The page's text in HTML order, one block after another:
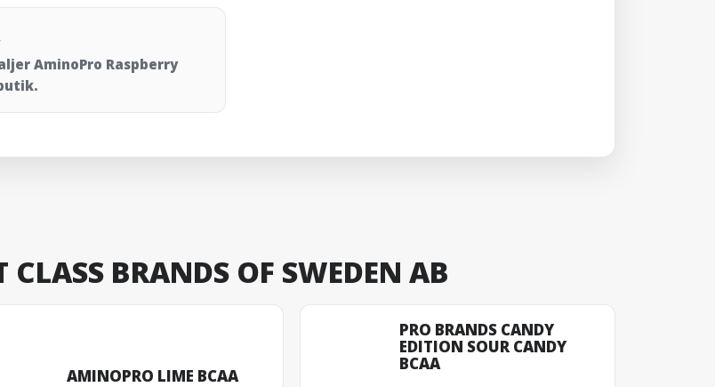
AminoPro Raspberry
CLASS BRANDS OF SWEDEN AB
AMINOPRO LIME BCAA
PRO BRANDS CANDY
EDITION SOUR CANDY
BCAA